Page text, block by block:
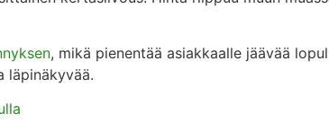
, mikä pienentää asiakkaalle jäävää
läpinäkyvää.